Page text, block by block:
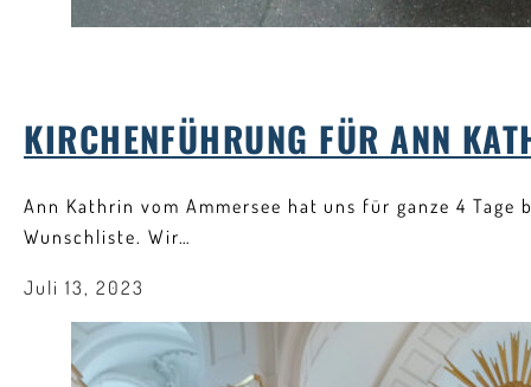
KIRCHENFÜHRUNG FÜR ANN
Ann Kathrin vom Ammersee hat uns für ganze 4
Wunschliste. Wir…
Juli 13, 2023